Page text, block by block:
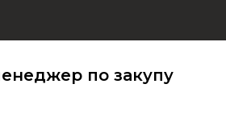
по закупу